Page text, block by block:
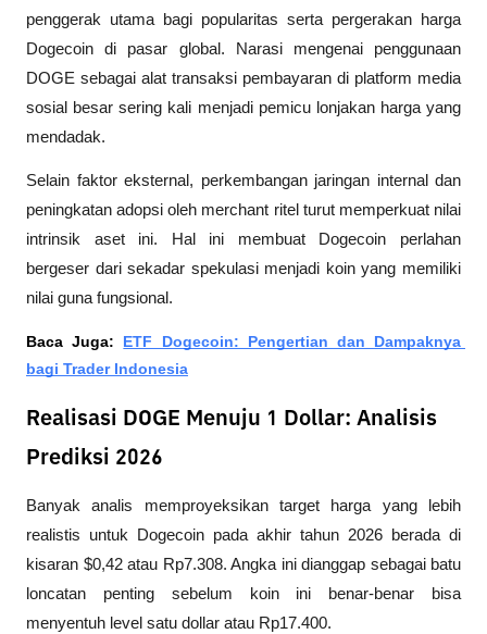
penggerak utama bagi popularitas serta pergerakan harga
Dogecoin di pasar global. Narasi mengenai penggunaan
DOGE sebagai alat transaksi pembayaran di platform media
sosial besar sering kali menjadi pemicu lonjakan harga yang
mendadak.
Selain faktor eksternal, perkembangan jaringan internal dan
peningkatan adopsi oleh merchant ritel turut memperkuat nilai
intrinsik aset ini. Hal ini membuat Dogecoin perlahan
bergeser dari sekadar spekulasi menjadi koin yang memiliki
nilai guna fungsional.
Baca Juga: ETF Dogecoin: Pengertian dan Dampaknya
bagi Trader Indonesia
Realisasi DOGE Menuju 1 Dollar: Analisis
Prediksi 2026
Banyak analis memproyeksikan target harga yang lebih
realistis untuk Dogecoin pada akhir tahun 2026 berada di
kisaran $0,42 atau Rp7.308. Angka ini dianggap sebagai batu
loncatan penting sebelum koin ini benar-benar bisa
menyentuh level satu dollar atau Rp17.400.